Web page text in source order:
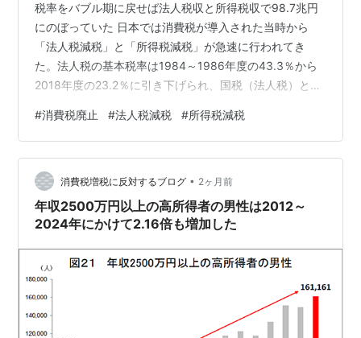
税率をバブル期に戻せば法人税収と所得税収で98.7兆円
にのぼっていた 日本では消費税が導入された当時から
「法人税減税」と「所得税減税」が急速に行われてき
た。法人税の基本税率は1984～1986年度の43.3％から
2018年度の23.2％に引き下げられ、国税（法人税）と地
率は、1984～1986年度の52.92％から2018年度の
29.74％まで引き下げられている。 所得税についても
1974～1983年は最高税率が75％、刻みが19段階だった
ものを1999～2006年には最高税率が37％、刻みが4段階
まで引き下げていた。所得税の大幅な簡素化が行わ…
#消費税廃止 #法人税減税 #所得税減税
消費税増税に反対するブログ • 2ヶ月前
年収2500万円以上の高所得者の男性は2012～
2024年にかけて2.16倍も増加した